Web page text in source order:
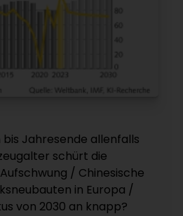
Jahresende allenfalls
schürt die
/ Chinesische
in Europa /
von 2030 an knapp?